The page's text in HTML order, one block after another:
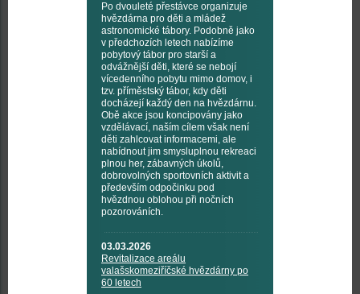
Po dvouleté přestávce organizuje
hvězdárna pro děti a mládež
astronomické tábory. Podobně jako
v předchozích letech nabízíme
pobytový tábor pro starší a
odvážnější děti, které se nebojí
vícedenního pobytu mimo domov, i
tzv. příměstský tábor, kdy děti
docházejí každý den na hvězdárnu.
Obě akce jsou koncipovány jako
vzdělávací, naším cílem však není
děti zahlcovat informacemi, ale
nabídnout jim smysluplnou rekreaci
plnou her, zábavných úkolů,
dobrovolných sportovních aktivit a
především odpočinku pod
hvězdnou oblohou při nočních
pozorováních.
03.03.2026
Revitalizace areálu
valašskomeziříčské hvězdárny po
60 letech